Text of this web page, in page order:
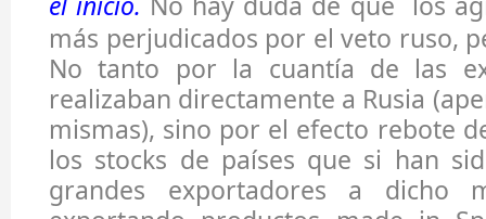
más perjudicados por el veto ruso,
No tanto por la cuantía de las
realizaban directamente a Rusia
mismas), sino por el efecto rebote
los stocks de países que si han
grandes exportadores a dicho